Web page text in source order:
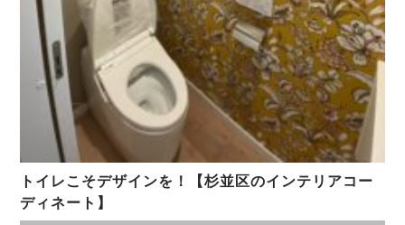
トイレこそデザインを！【杉並区のインテリアコー
ディネート】